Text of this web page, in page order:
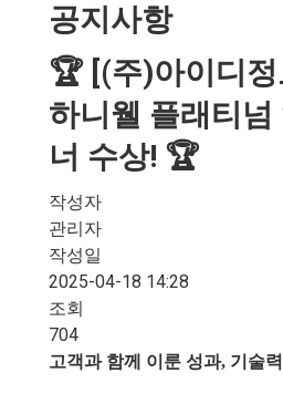
공지사항
🏆 [(주)아이디정
하니웰 플래티넘
너 수상! 🏆
작성자
관리자
작성일
2025-04-18 14:28
조회
704
고객과 함께 이룬 성과, 기술